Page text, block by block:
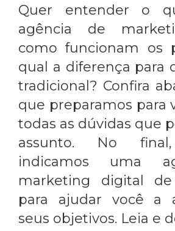
Quer entender o
agência de
como funcionam os
qual a diferença para
tradicional? Confira
que preparamos para
todas as dúvidas que
assunto. No
indicamos uma
marketing digital de
para ajudar você a
seus objetivos. Leia e